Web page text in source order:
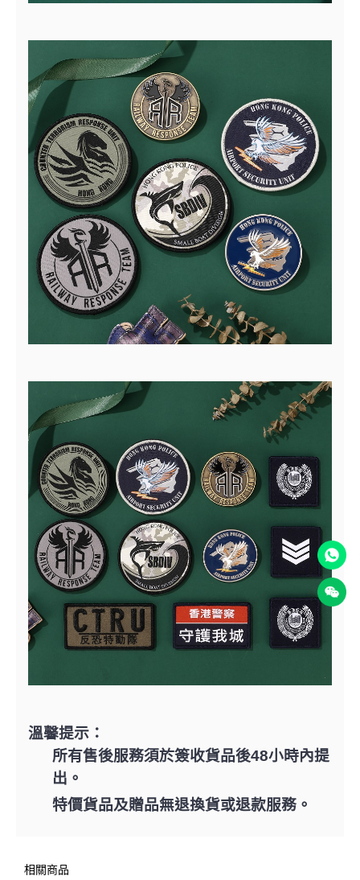
溫馨提示：
所有售後服務須於簽收貨品後48小時內提
出。
特價貨品及贈品無退換貨或退款服務。
相關商品